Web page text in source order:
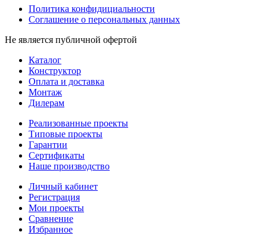
Политика конфидициальности
Соглашение о персональных данных
Не является публичной офертой
Каталог
Конструктор
Оплата и доставка
Монтаж
Дилерам
Реализованные проекты
Типовые проекты
Гарантии
Сертификаты
Наше производство
Личный кабинет
Регистрация
Мои проекты
Сравнение
Избранное